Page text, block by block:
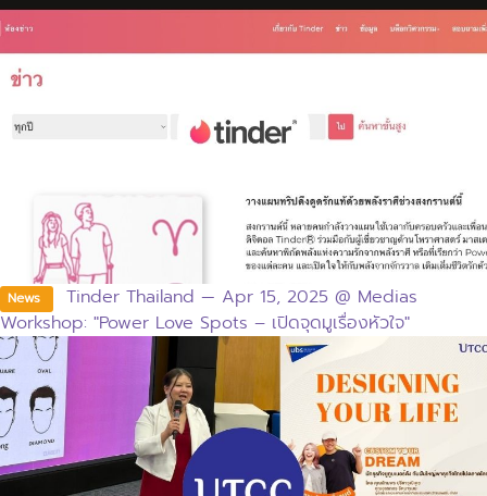
News
Tinder Thailand — Apr 15, 2025 @ Medias
Workshop: "Power Love Spots – เปิดจุดมูเรื่องหัวใจ"